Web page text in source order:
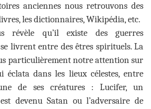
anciennes nous retrouvons des
les dictionnaires, Wikipédia, etc.
révèle qu’il existe des guerres
livrent entre des êtres spirituels. La
particulièrement notre attention sur
éclata dans les lieux célestes, entre
de ses créatures : Lucifer, un
devenu Satan ou l’adversaire de